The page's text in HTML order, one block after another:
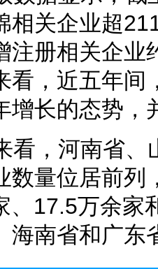
相关企业超
注册相关企业
看，近五年间
增长的态势，
看，河南省
数量位居前列
、17.5万余家
海南省和广东